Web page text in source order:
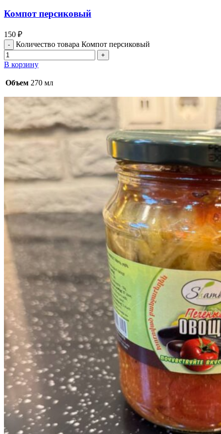
Компот персиковый
150 ₽
Количество товара Компот персиковый
В корзину
Объем 270 мл